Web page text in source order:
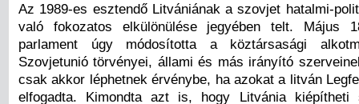
Az 1989-es esztendő Litvániának a szovjet hatalmi-
való fokozatos elkülönülése jegyében telt. Május
parlament úgy módosította a köztársasági
Szovjetunió törvényei, állami és más irányító
csak akkor léphetnek érvénybe, ha azokat a litván
elfogadta. Kimondta azt is, hogy Litvánia